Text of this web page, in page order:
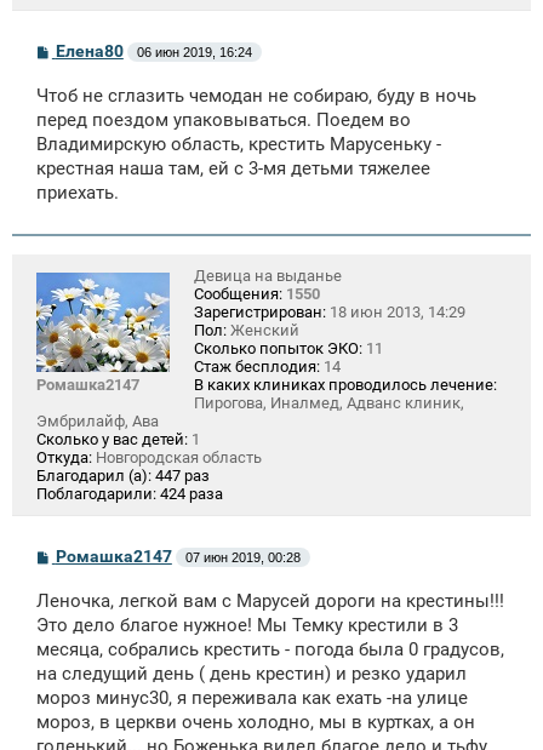
С
б
щ
н
и
Елена80 06 июн 2019, 16:24
Чтоб не сглазить чемодан не собираю, буду в ночь
перед поездом упаковываться. Поедем во
Владимирскую область, крестить Марусеньку -
крестная наша там, ей с 3-мя детьми тяжелее
приехать.
Ромашка2147
Девица на выданье
Сообщения: 1550
Зарегистрирован: 18 июн 2013, 14:29
Пол: Женский
Сколько попыток ЭКО: 11
Стаж бесплодия: 14
В каких клиниках проводилось лечение:
Пирогова, Иналмед, Адванс клиник,
Эмбрилайф, Ава
Сколько у вас детей: 1
Откуда: Новгородская область
Благодарил (а): 447 раз
Поблагодарили: 424 раза
С
б
щ
н
и
Ромашка2147 07 июн 2019, 00:28
Леночка, легкой вам с Марусей дороги на крестины!!!
Это дело благое нужное! Мы Темку крестили в 3
месяца, собрались крестить - погода была 0 градусов,
на следущий день ( день крестин) и резко ударил
мороз минус30, я переживала как ехать -на улице
мороз, в церкви очень холодно, мы в куртках, а он